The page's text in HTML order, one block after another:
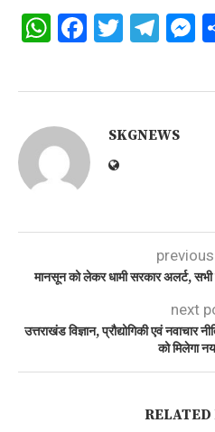
WhatsApp
Facebook
Twitter
SKGNEWS
मानसून को लेकर धामी सरकार अलर्ट, सभी
next
उत्तराखंड विज्ञान, प्रौद्योगिकी एवं नवाचार
को मिलेगा
RELATED